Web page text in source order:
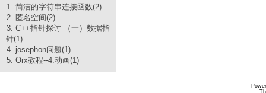
1. 简洁的字符串连接函数(2)
2. 匿名空间(2)
3. C++指针探讨 （一）数据指
针(1)
4. josephon问题(1)
5. Orx教程--4.动画(1)